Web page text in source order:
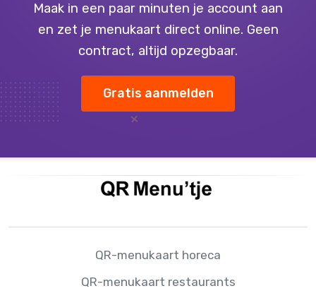
Maak in een paar minuten je account aan
en zet je menukaart direct online. Geen
contract, altijd opzegbaar.
Gratis aanmelden
QR-menukaart horeca
QR-menukaart restaurants